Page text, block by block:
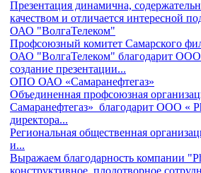
Презентация динамична,
качеством и отличается интересной
ОАО "ВолгаТелеком"
Профсоюзный комитет Самарского
ОАО "ВолгаТелеком" благодарит
создание презентации...
ОПО ОАО «Самаранефтегаз»
Объединенная профсоюзная
Самаранефтегаз» благодарит ООО «
директора...
Региональная общественная
и...
Выражаем благодарность компании
конструктивное, плодотворное